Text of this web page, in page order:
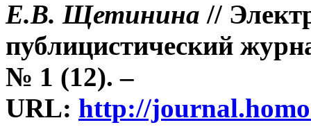
Е.В. Щетинина //
публицистический
№ 1 (12). –
URL: http://